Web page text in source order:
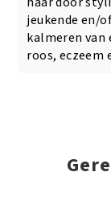
jeukende en/
kalmeren van
roos, eczeem